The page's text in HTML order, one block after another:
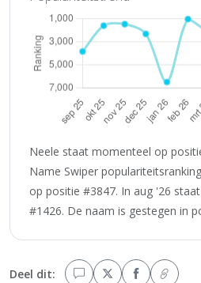
Neele staat momenteel op
Name Swiper
op positie #3847. In aug '26
#1426. De naam is gestegen in
Deel dit: